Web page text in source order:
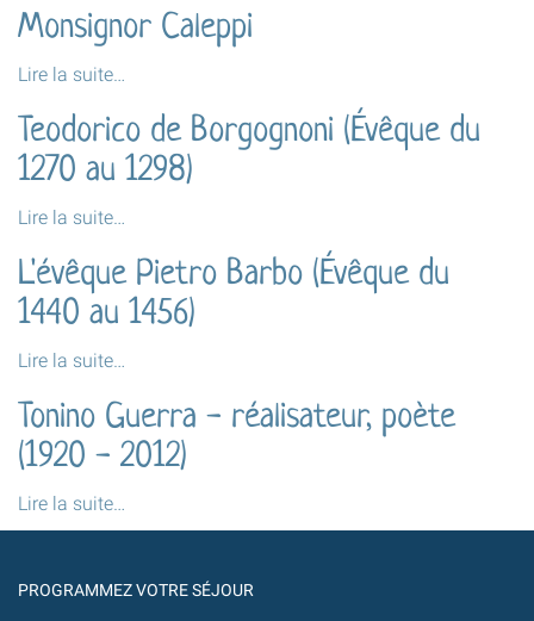
1998)
-(1968
2003)
-
Monsignor Caleppi
Monsignor
Lire la suite…
Teodorico de Borgognoni (Évêque du
1270 au 1298)
Teodorico
Borgognoni
(Évêque
du
1270
1298)
-
Lire la suite…
L'évêque Pietro Barbo (Évêque du
1440 au 1456)
L'évêque
Barbo
(Évêque
du
1440
au
-
Lire la suite…
Tonino Guerra - réalisateur, poète
(1920 - 2012)
Tonino
Guerra
réalisateur,
Lire la suite…
PROGRAMMEZ VOTRE SÉJOUR